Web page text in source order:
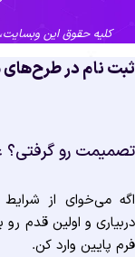
کلیه حقوق این
نام در طرح‌های
رو گرفتی؟
می‌خوای از
و اولین قدم رو
پایین وارد کن.